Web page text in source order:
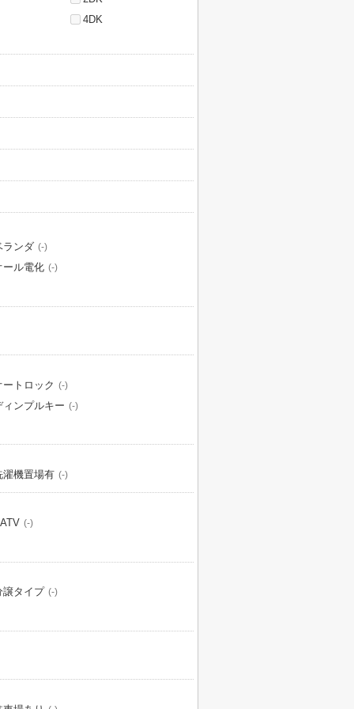
4DK
ランダ (-)
ール電化 (-)
ートロック (-)
ィンプルキー (-)
濯機置場有 (-)
(-)
譲タイプ (-)